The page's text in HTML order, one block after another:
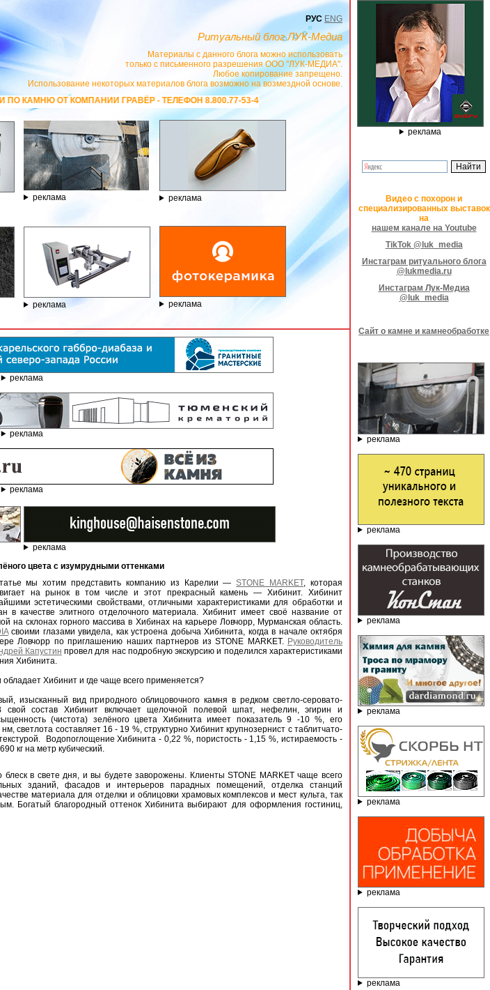
РУС ENG
Ритуальный блог ЛУК-Медиа
Материалы с данного блога можно использовать
только с письменного разрешения ООО "ЛУК-МЕДИА".
Любое копирование запрещено.
Использование некоторых материалов блога возможно на возмездной основе.
ГРАВЁР - ТЕЛЕФОН 8.800.77-53-440, САЙТhttps://stanok-graver.ru - РЕКЛАМОДАТЕЛЬ ИП Павленко С.В. ИНН:
реклама реклама
реклама реклама
реклама
реклама
реклама
реклама
цвета с изумрудными оттенками
мы хотим представить компанию из Карелии —STONE MARKET, которая
на рынок в том числе и этот прекрасный камень — Хибинит. Хибинит
эстетическими свойствами, отличными характеристиками для обработки и
в качестве элитного отделочного материала. Хибинит имеет своё название от
на склонах горного массива в Хибинах на карьере Ловчорр, Мурманская область.
своими глазами увидела, как устроена добыча Хибинита, когда в начале октября
Ловчорр по приглашению наших партнеров из STONE MARKET. Руководитель
Капустин провел для нас подробную экскурсию и поделился характеристиками
Хибинита.
обладает Хибинит и где чаще всего применяется?
изысканный вид природного облицовочного камня в редком светло-серовато-
свой состав Хибинит включает щелочной полевой шпат, нефелин, эгирин и
(чистота) зелёного цвета Хибинита имеет показатель 9 -10 %, его
светлота составляет 16 - 19 %, структурно Хибинит крупнозернист с таблитчато-
Водопоглощение Хибинита - 0,22 %, пористость - 1,15 %, истираемость -
кг на метр кубический.
в свете дня, и вы будете заворожены. Клиенты STONE MARKET чаще всего
зданий, фасадов и интерьеров парадных помещений, отделка станций
материала для отделки и облицовки храмовых комплексов и мест культа, так
Богатый благородный оттенок Хибинита выбирают для оформления гостиниц,
реклама
Видео с похорон и
специализированных выставок
на
нашем канале на Youtube
TikTok @luk_media
Инстаграм ритуального блога
@lukmedia.ru
Инстаграм Лук-Медиа
@luk_media
Сайт о камне и камнеобработке
реклама
реклама
реклама
реклама
реклама
реклама
реклама